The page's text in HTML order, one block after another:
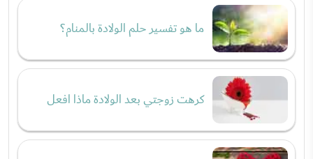
ما هو تفسير حلم الولادة بالمنام؟
كرهت زوجتي بعد الولادة ماذا افعل